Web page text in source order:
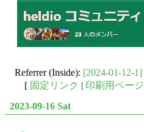
Referrer (Inside): [2024-01-12-1]
[ 固定リンク | 印刷用ページ
2023-09-16 Sat